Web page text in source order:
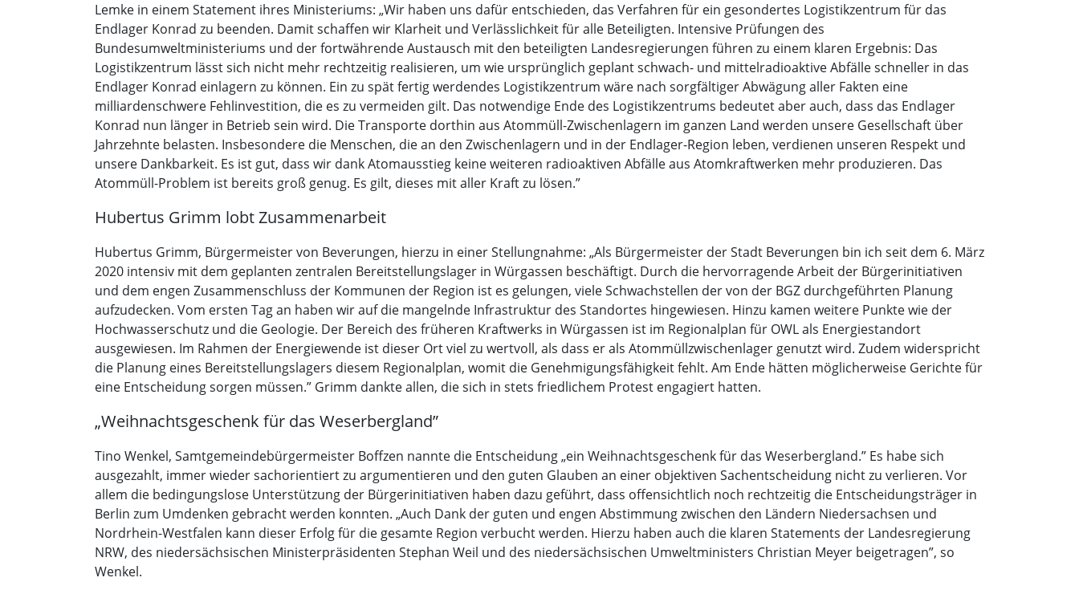
Lemke in einem Statement ihres Ministeriums: „Wir haben uns dafür entschieden, das Verfahren für ein gesondertes Logistikzentrum für das
Endlager Konrad zu beenden. Damit schaffen wir Klarheit und Verlässlichkeit für alle Beteiligten. Intensive Prüfungen des
Bundesumweltministeriums und der fortwährende Austausch mit den beteiligten Landesregierungen führen zu einem klaren Ergebnis: Das
Logistikzentrum lässt sich nicht mehr rechtzeitig realisieren, um wie ursprünglich geplant schwach- und mittelradioaktive Abfälle schneller in das
Endlager Konrad einlagern zu können. Ein zu spät fertig werdendes Logistikzentrum wäre nach sorgfältiger Abwägung aller Fakten eine
milliardenschwere Fehlinvestition, die es zu vermeiden gilt. Das notwendige Ende des Logistikzentrums bedeutet aber auch, dass das Endlager
Konrad nun länger in Betrieb sein wird. Die Transporte dorthin aus Atommüll-Zwischenlagern im ganzen Land werden unsere Gesellschaft über
Jahrzehnte belasten. Insbesondere die Menschen, die an den Zwischenlagern und in der Endlager-Region leben, verdienen unseren Respekt und
unsere Dankbarkeit. Es ist gut, dass wir dank Atomausstieg keine weiteren radioaktiven Abfälle aus Atomkraftwerken mehr produzieren. Das
Atommüll-Problem ist bereits groß genug. Es gilt, dieses mit aller Kraft zu lösen.”
Hubertus Grimm lobt Zusammenarbeit
Hubertus Grimm, Bürgermeister von Beverungen, hierzu in einer Stellungnahme: „Als Bürgermeister der Stadt Beverungen bin ich seit dem 6. März
2020 intensiv mit dem geplanten zentralen Bereitstellungslager in Würgassen beschäftigt. Durch die hervorragende Arbeit der Bürgerinitiativen
und dem engen Zusammenschluss der Kommunen der Region ist es gelungen, viele Schwachstellen der von der BGZ durchgeführten Planung
aufzudecken. Vom ersten Tag an haben wir auf die mangelnde Infrastruktur des Standortes hingewiesen. Hinzu kamen weitere Punkte wie der
Hochwasserschutz und die Geologie. Der Bereich des früheren Kraftwerks in Würgassen ist im Regionalplan für OWL als Energiestandort
ausgewiesen. Im Rahmen der Energiewende ist dieser Ort viel zu wertvoll, als dass er als Atommüllzwischenlager genutzt wird. Zudem widerspricht
die Planung eines Bereitstellungslagers diesem Regionalplan, womit die Genehmigungsfähigkeit fehlt. Am Ende hätten möglicherweise Gerichte für
eine Entscheidung sorgen müssen.” Grimm dankte allen, die sich in stets friedlichem Protest engagiert hatten.
„Weihnachtsgeschenk für das Weserbergland”
Tino Wenkel, Samtgemeindebürgermeister Boffzen nannte die Entscheidung „ein Weihnachtsgeschenk für das Weserbergland.” Es habe sich
ausgezahlt, immer wieder sachorientiert zu argumentieren und den guten Glauben an einer objektiven Sachentscheidung nicht zu verlieren. Vor
allem die bedingungslose Unterstützung der Bürgerinitiativen haben dazu geführt, dass offensichtlich noch rechtzeitig die Entscheidungsträger in
Berlin zum Umdenken gebracht werden konnten. „Auch Dank der guten und engen Abstimmung zwischen den Ländern Niedersachsen und
Nordrhein-Westfalen kann dieser Erfolg für die gesamte Region verbucht werden. Hierzu haben auch die klaren Statements der Landesregierung
NRW, des niedersächsischen Ministerpräsidenten Stephan Weil und des niedersächsischen Umweltministers Christian Meyer beigetragen”, so
Wenkel.